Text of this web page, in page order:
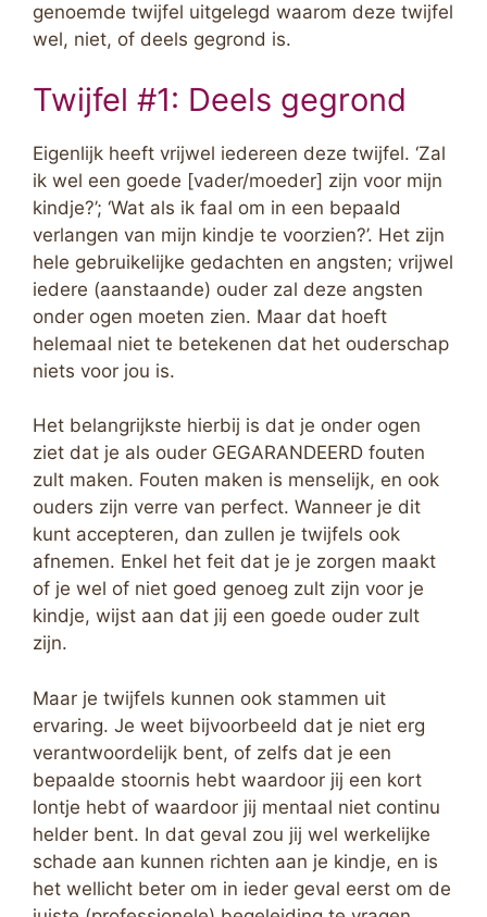
genoemde twijfel uitgelegd waarom deze twijfel
wel, niet, of deels gegrond is.
Twijfel #1: Deels gegrond
Eigenlijk heeft vrijwel iedereen deze twijfel. ‘Zal
ik wel een goede [vader/moeder] zijn voor mijn
kindje?’; ‘Wat als ik faal om in een bepaald
verlangen van mijn kindje te voorzien?’. Het zijn
hele gebruikelijke gedachten en angsten; vrijwel
iedere (aanstaande) ouder zal deze angsten
onder ogen moeten zien. Maar dat hoeft
helemaal niet te betekenen dat het ouderschap
niets voor jou is.
Het belangrijkste hierbij is dat je onder ogen
ziet dat je als ouder GEGARANDEERD fouten
zult maken. Fouten maken is menselijk, en ook
ouders zijn verre van perfect. Wanneer je dit
kunt accepteren, dan zullen je twijfels ook
afnemen. Enkel het feit dat je je zorgen maakt
of je wel of niet goed genoeg zult zijn voor je
kindje, wijst aan dat jij een goede ouder zult
zijn.
Maar je twijfels kunnen ook stammen uit
ervaring. Je weet bijvoorbeeld dat je niet erg
verantwoordelijk bent, of zelfs dat je een
bepaalde stoornis hebt waardoor jij een kort
lontje hebt of waardoor jij mentaal niet continu
helder bent. In dat geval zou jij wel werkelijke
schade aan kunnen richten aan je kindje, en is
het wellicht beter om in ieder geval eerst om de